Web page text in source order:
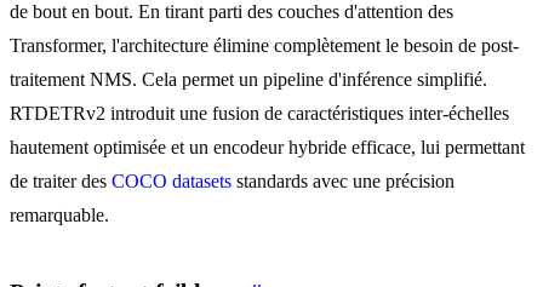
de bout en bout. En tirant parti des couches d'attention des
Transformer, l'architecture élimine complètement le besoin de post-
traitement NMS. Cela permet un pipeline d'inférence simplifié.
RTDETRv2 introduit une fusion de caractéristiques inter-échelles
hautement optimisée et un encodeur hybride efficace, lui permettant
de traiter des COCO datasets standards avec une précision
remarquable.